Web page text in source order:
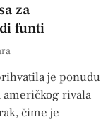
za
funti
je ponudu
rivala
čime je